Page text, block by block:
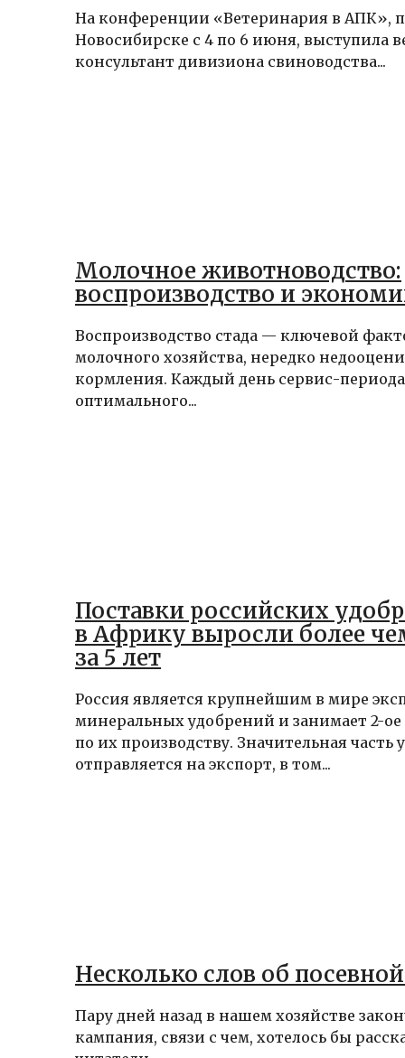
На конференции «Ветеринария в АПК»,
Новосибирске с 4 по 6 июня, выступила
консультант дивизиона свиноводства...
Молочное животноводство:
воспроизводство и
Воспроизводство стада — ключевой
молочного хозяйства, нередко
кормления. Каждый день сервис-
оптимального...
Поставки российских
в Африку выросли более
за 5 лет
Россия является крупнейшим в мире
минеральных удобрений и занимает 2-
по их производству. Значительная часть
отправляется на экспорт, в том...
Несколько слов об
Пару дней назад в нашем хозяйстве
кампания, связи с чем, хотелось бы